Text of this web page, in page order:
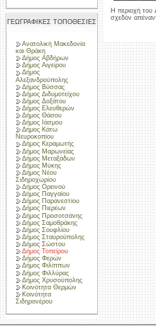
ΓΕΩΓΡΑΦΙΚΕΣ ΤΟΠΟΘΕΣΙΕΣ
Ανατολική Μακεδονία
και Θράκη
Δήμος Αβδήρων
Δήμος Αιγείρου
Δήμος
Αλεξανδρούπολης
Δήμος Βύσσας
Δήμος Διδυμοτείχου
Δήμος Δοξάτου
Δήμος Ελευθερών
Δήμος Θάσου
Δήμος Ιάσμου
Δήμος Κάτω
Νευροκοπίου
Δήμος Κεραμωτής
Δήμος Μαρωνείας
Δήμος Μεταξάδων
Δήμος Μύκης
Δήμος Νέου
Σιδηροχωρίου
Δήμος Ορεινού
Δήμος Παγγαίου
Δήμος Παρανεστίου
Δήμος Πιερέων
Δήμος Προσοτσάνης
Δήμος Σαμοθράκης
Δήμος Σουφλίου
Δήμος Σταυρούπολης
Δήμος Σώστου
Δήμος Τοπείρου
Δήμος Φερών
Δήμος Φιλίππων
Δήμος Φιλλύρας
Δήμος Χρυσούπολης
Κοινότητα Θερμών
Κοινότητα
Σιδηρονέρου
Η περιοχή του
σχεδόν